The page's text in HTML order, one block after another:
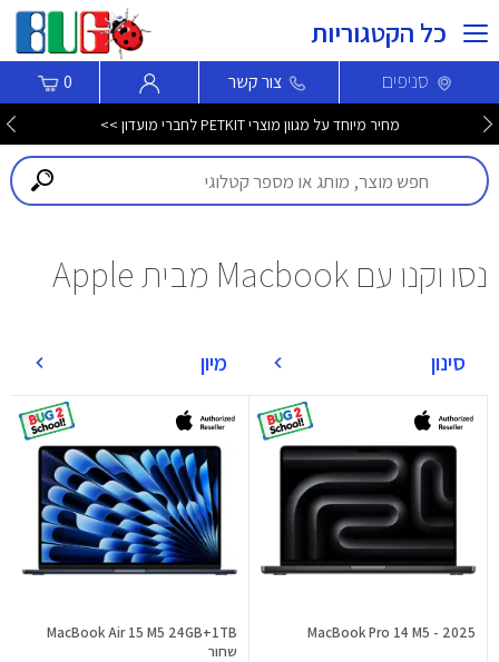
כל הקטגוריות
סניפים צור קשר 0
מחיר מיוחד על מגוון מוצרי PETKIT לחברי מועדון >>
נסו וקנו עם Macbook מבית Apple
סינון מיון
MacBook Pro 14 M5 - 2025
MacBook Air 15 M5 24GB+1TB
שחור